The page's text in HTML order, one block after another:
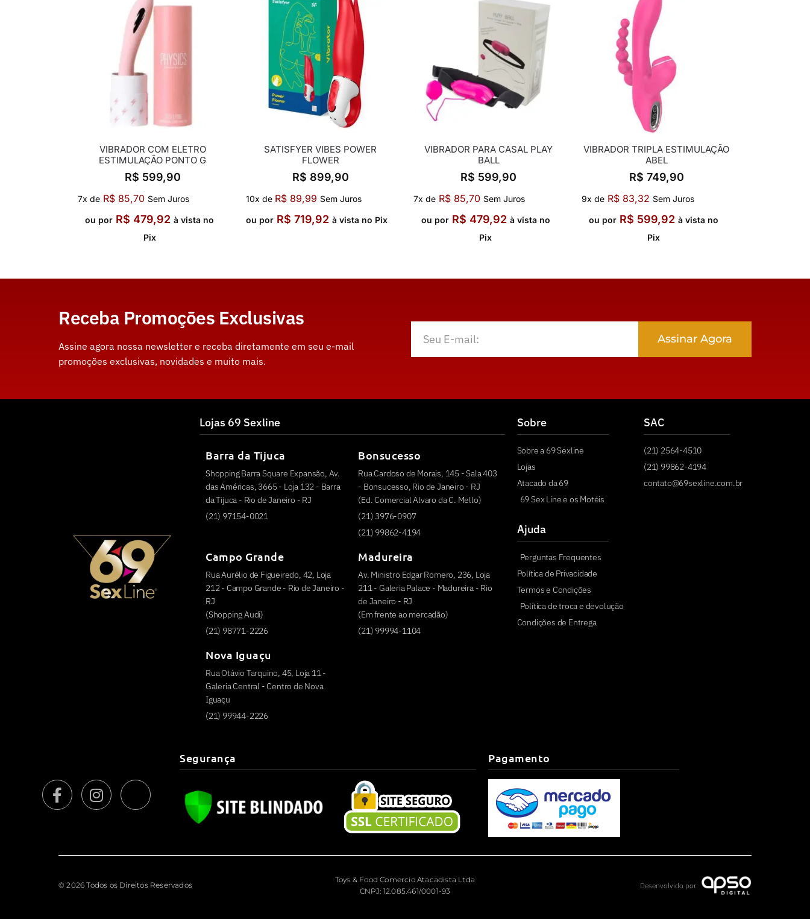
VIBRADOR COM ELETRO
ESTIMULAÇÃO PONTO G
R$ 599,90
7x de R$85,70 Sem Juros
ou por R$ 479,92 à vista no
Pix
SATISFYER VIBES POWER
FLOWER
R$ 899,90
10x de R$89,99 Sem Juros
ou por R$ 719,92 à vista no Pix
VIBRADOR PARA CASAL PLAY
BALL
R$ 599,90
7x de R$ 85,70 Sem Juros
ou por R$ 479,92 à vista no
Pix
VIBRADOR TRIPLA ESTIMULAÇÃO
ABEL
R$ 749,90
9x de R$ 83,32 Sem Juros
ou por R$ 599,92 à vista no
Pix
Receba Promoções Exclusivas
Assine agora nossa newsletter e receba diretamente em seu e-mail
promoções exclusivas, novidades e muito mais.
Assinar Agora
Lojas 69 Sexline
Barra da Tijuca
Shopping Barra Square Expansão, Av.
das Américas, 3665 - Loja 132 - Barra
da Tijuca - Rio de Janeiro - RJ
(21) 97154-0021
Bonsucesso
Rua Cardoso de Morais, 145 - Sala 403
- Bonsucesso, Rio de Janeiro - RJ
(Ed. Comercial Alvaro da C. Mello)
(21) 3976-0907
(21) 99862-4194
Campo Grande
Rua Aurélio de Figueiredo, 42, Loja
212 - Campo Grande - Rio de Janeiro -
RJ
(Shopping Audi)
(21) 98771-2226
Madureira
Av. Ministro Edgar Romero, 236, Loja
211 - Galeria Palace - Madureira - Rio
de Janeiro - RJ
(Em frente ao mercadão)
(21) 99994-1104
Nova Iguaçu
Rua Otávio Tarquino, 45, Loja 11 -
Galeria Central - Centro de Nova
Iguaçu
(21) 99944-2226
Sobre
Sobre a 69 Sexline
Lojas
Atacado da 69
69 Sex Line e os Motéis
Ajuda
Perguntas Frequentes
Política de Privacidade
Termos e Condições
Política de troca e devolução
Condições de Entrega
SAC
(21) 2564-4510
(21) 99862-4194
contato@69sexline.com.br
Segurança Pagamento
© 2026 Todos os Direitos Reservados
Toys & Food Comercio Atacadista Ltda
CNPJ: 12.085.461/0001-93
Desenvolvido por: